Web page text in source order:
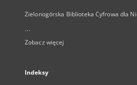
Zielonogórska Biblioteka Cyfrowa dla
...
Zobacz więcej
Indeksy